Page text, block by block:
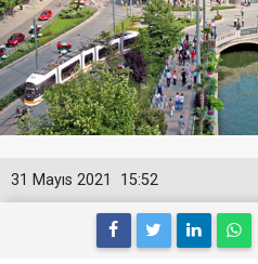
15:52
31 Mayıs 2021